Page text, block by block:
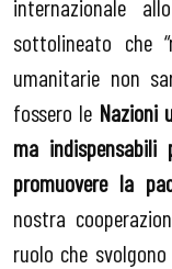
internazionale
sottolineato che
umanitarie non
fossero le Nazioni
ma
promuovere la
nostra
ruolo che